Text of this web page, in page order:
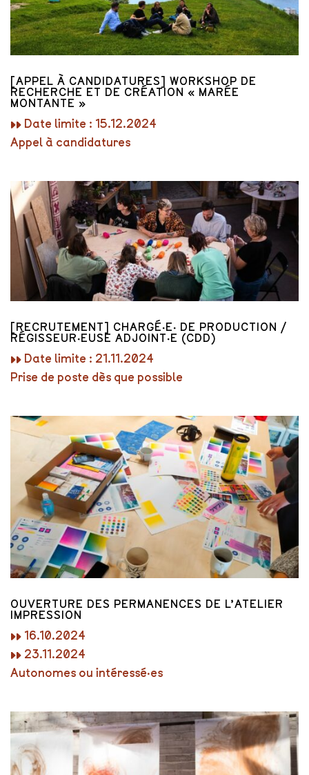
[APPEL À CANDIDATURES] WORKSHOP DE
RECHERCHE ET DE CRÉATION « MARÉE
MONTANTE »
▸▸ Date limite : 15.12.2024
Appel à candidatures
[RECRUTEMENT] CHARGÉ·E· DE PRODUCTION /
RÉGISSEUR·EUSE ADJOINT·E (CDD)
▸▸ Date limite : 21.11.2024
Prise de poste dès que possible
OUVERTURE DES PERMANENCES DE L’ATELIER
IMPRESSION
▸▸ 16.10.2024
▸▸ 23.11.2024
Autonomes ou intéressé·es